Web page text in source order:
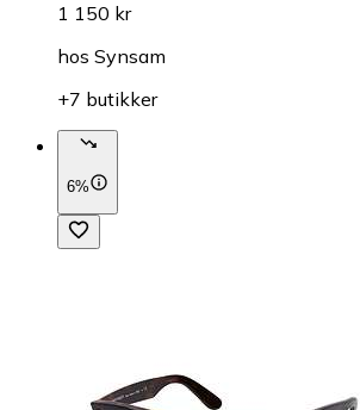
1 150 kr
hos Synsam
+7 butikker
6%